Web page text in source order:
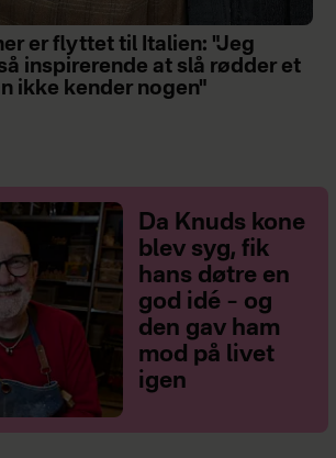
er flyttet til Italien: "Jeg
inspirerende at slå rødder et
ikke kender nogen"
Da Knuds kone
blev syg, fik
hans døtre en
god idé – og
den gav ham
mod på livet
igen